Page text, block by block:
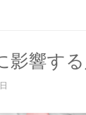
影響する